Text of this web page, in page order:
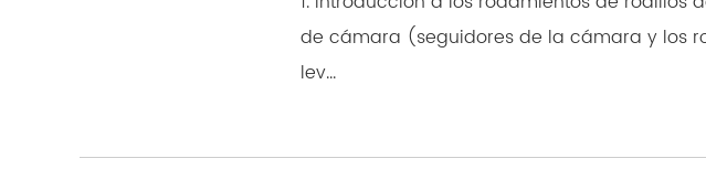
de cámara (seguidores de la cámara y los rodillos de pista)? Los
lev...